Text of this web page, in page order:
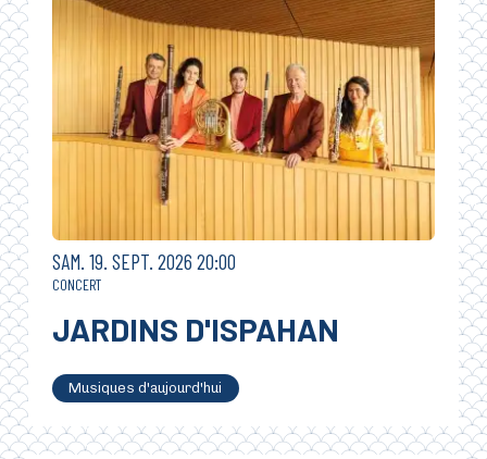
SAMEDI
SAM. 19. SEPTEMBRE
SEPT. 2026 20:00
CONCERT
JARDINS D'ISPAHAN
Musiques d'aujourd'hui